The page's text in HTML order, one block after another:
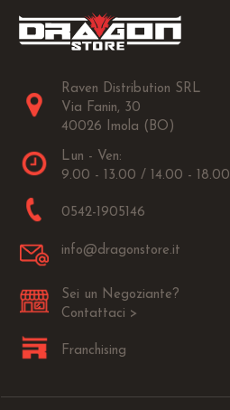
Raven Distribution SRL
Via Fanin, 30
40026 Imola (BO)
Lun - Ven:
9.00 - 13.00 / 14.00 - 18.00
0542-1905146
info@dragonstore.it
Sei un Negoziante?
Contattaci >
Franchising